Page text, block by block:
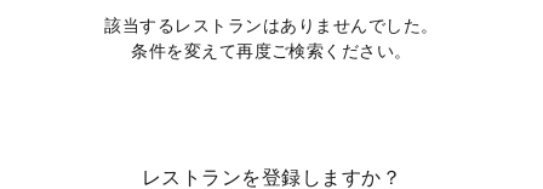
該当するレストランはありませんでした。
条件を変えて再度ご検索ください。
レストランを登録しますか？